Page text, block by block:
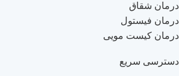
درمان شقاق
درمان فیستول
درمان کیست مویی
دسترسی سریع